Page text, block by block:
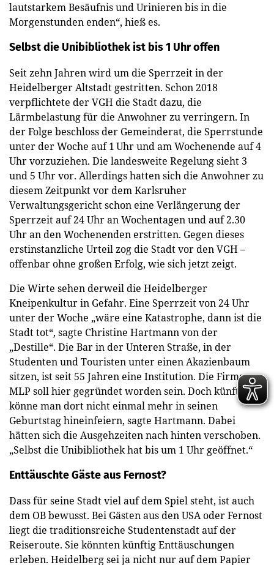
lautstarkem Besäufnis und Urinieren bis in die
Morgenstunden enden“, hieß es.
Selbst die Unibibliothek ist bis 1 Uhr offen
Seit zehn Jahren wird um die Sperrzeit in der
Heidelberger Altstadt gestritten. Schon 2018
verpflichtete der VGH die Stadt dazu, die
Lärmbelastung für die Anwohner zu verringern. In
der Folge beschloss der Gemeinderat, die Sperrstunde
unter der Woche auf 1 Uhr und am Wochenende auf 4
Uhr vorzuziehen. Die landesweite Regelung sieht 3
und 5 Uhr vor. Allerdings hatten sich die Anwohner zu
diesem Zeitpunkt vor dem Karlsruher
Verwaltungsgericht schon eine Verlängerung der
Sperrzeit auf 24 Uhr an Wochentagen und auf 2.30
Uhr an den Wochenenden erstritten. Gegen dieses
erstinstanzliche Urteil zog die Stadt vor den VGH –
offenbar ohne großen Erfolg, wie sich jetzt zeigt.
Die Wirte sehen derweil die Heidelberger
Kneipenkultur in Gefahr. Eine Sperrzeit von 24 Uhr
unter der Woche „wäre eine Katastrophe, dann ist die
Stadt tot“, sagte Christine Hartmann von der
„Destille“. Die Bar in der Unteren Straße, in der
Studenten und Touristen unter einen Akazienbaum
sitzen, ist seit 55 Jahren eine Institution. Die Firma
MLP soll hier gegründet worden sein. Doch künftig
könne man dort nicht einmal mehr in seinen
Geburtstag hineinfeiern, sagte Hartmann. Dabei
hätten sich die Ausgehzeiten nach hinten verschoben.
„Selbst die Unibibliothek hat bis um 1 Uhr geöffnet.“
Enttäuschte Gäste aus Fernost?
Dass für seine Stadt viel auf dem Spiel steht, ist auch
dem OB bewusst. Bei Gästen aus den USA oder Fernost
liegt die traditionsreiche Studentenstadt auf der
Reiseroute. Sie könnten künftig Enttäuschungen
erleben. Heidelberg sei ja nicht nur auf dem Papier